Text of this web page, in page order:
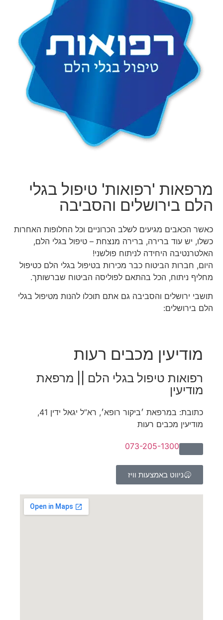
מרפאות 'רפואות' טיפול בגלי
הלם בירושלים והסביבה
כאשר הכאבים מגיעים לשלב הכרוניים וכל החלופות האחרות
כשלו, יש עוד ברירה, ברירה מנצחת – טיפול בגלי הלם,
האלטרנטיבה היחידה לניתוח פולשני!
היום, חברות הביטוח כבר מכירות בטיפול בגלי הלם כטיפול
מחליף ניתוח, הכל בהתאם לפוליסה הביטוח שברשותך.
תושבי ירושלים והסביבה גם אתם תוכלו להנות מטיפול בגלי
הלם בירושלים:
מודיעין מכבים רעות
רפואות טיפול בגלי הלם || מרפאת
מודיעין
כתובת: במרפאת ׳ביקור רופא׳, רא”ל יגאל ידין 41,
מודיעין מכבים רעות
073-205-1300
ניווט באמצעות וויז